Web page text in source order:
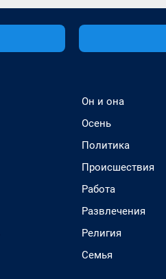
Он и она
Осень
Политика
Происшествия
Работа
Развлечения
Религия
Семья